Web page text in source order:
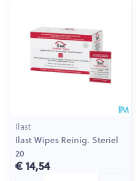
Ilast
Ilast Wipes Reinig. Steriel
20
€ 14,54